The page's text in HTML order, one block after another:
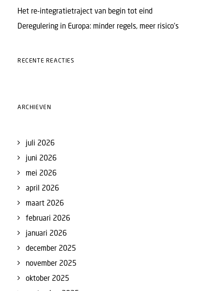
Het re-integratietraject van begin tot eind
Deregulering in Europa: minder regels, meer risico’s
RECENTE REACTIES
ARCHIEVEN
juli 2026
juni 2026
mei 2026
april 2026
maart 2026
februari 2026
januari 2026
december 2025
november 2025
oktober 2025